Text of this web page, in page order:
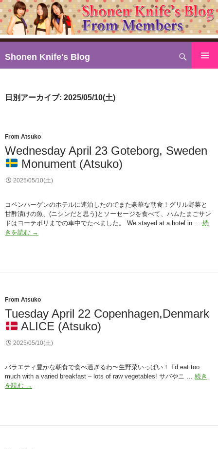
Shonen Knife's Blog
索
ン
ス
キ
ッ
日別アーカイブ: 2025/05/10(土)
From Atsuko
Wednesday April 23 Goteborg, Sweden
Monument (Atsuko)
2025/05/10(土)
コペンハーゲンのホテルに連泊したのでまた豪華な朝食！グリル野菜と
甘酢漬けの魚、(ニシンだと思う)とソーセージを食べて、ハムたまごサン
ドはヨーテボリまでの車中でたべました。 We stayed at a hotel in … 続
きを読む
Wednesday
(Atsuko)
→
From Atsuko
Tuesday April 22 Copenhagen,Denmark
ALICE (Atsuko)
2025/05/10(土)
バラエティ豊かな朝食で食べ過ぎるわ〜生野菜いっぱい！ I’d eat too
much with a varied breakfast – lots of raw vegetables! サバやニ … 続き
を読む Tuesday
→